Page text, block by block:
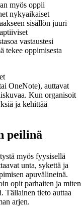
myös oppii
nykyaikaiset
sisällön juuri
vastaustesi
tekee oppimisesta
OneNote), auttavat
Kun organisoit
ja kehittää
peilinä
myös fyysisellä
unta, sykettä ja
apuvälineinä.
opit parhaiten ja miten
Tällainen tieto auttaa
arjen.